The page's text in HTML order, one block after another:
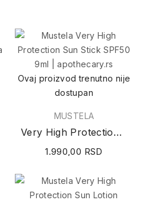
Ovaj proizvod trenutno nije
dostupan
MUSTELA
Very High Protection Sun Stick SPF50 9ml
1.990,00 RSD